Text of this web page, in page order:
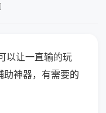
以让一直输的玩
助神器，有需要的